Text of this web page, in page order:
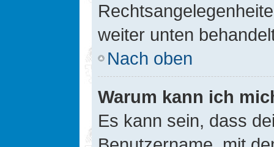
weiter unten
Nach oben
Warum kann ich
Es kann sein, dass